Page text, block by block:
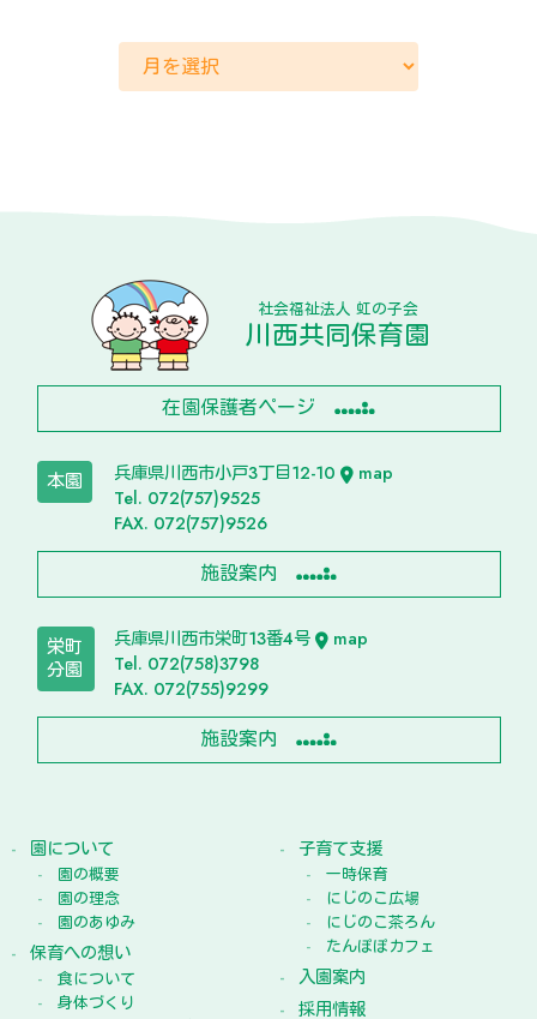
社会福祉法人 虹の子会
川西共同保育園
在園保護者ページ
本園 兵庫県川西市小戸3丁目12-10
map
Tel. 072(757)9525
FAX. 072(757)9526
施設案内
栄町
分園
兵庫県川西市栄町13番4号
map
Tel. 072(758)3798
FAX. 072(755)9299
施設案内
園について
園の概要
園の理念
園のあゆみ
保育への想い
食について
身体づくり
子育て支援
一時保育
にじのこ広場
にじのこ茶ろん
たんぽぽカフェ
入園案内
採用情報